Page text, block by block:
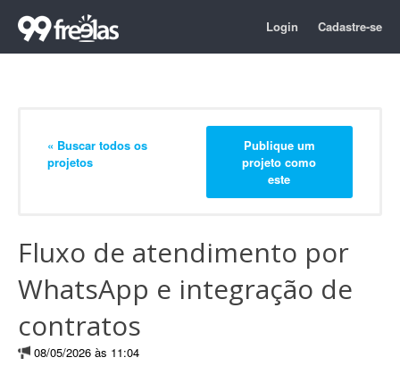
Login Cadastre-se
« Buscar todos os
projetos
Publique um
projeto como
este
Fluxo de atendimento por
WhatsApp e integração de
contratos
08/05/2026 às 11:04